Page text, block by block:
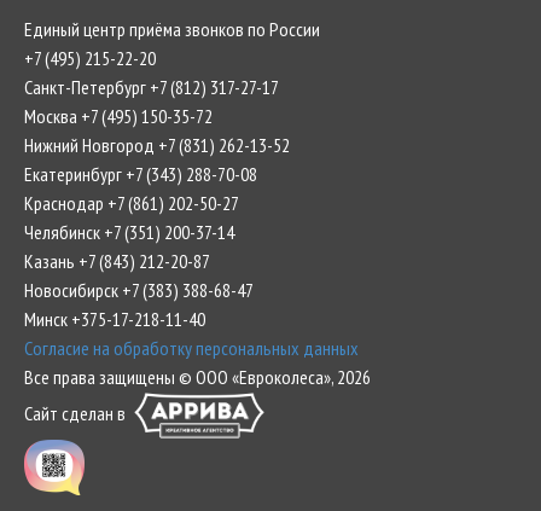
Единый центр приёма звонков по России
+7 (495) 215-22-20
Санкт-Петербург +7 (812) 317-27-17
Москва +7 (495) 150-35-72
Нижний Новгород +7 (831) 262-13-52
Екатеринбург +7 (343) 288-70-08
Краснодар +7 (861) 202-50-27
Челябинск +7 (351) 200-37-14
Казань +7 (843) 212-20-87
Новосибирск +7 (383) 388-68-47
Минск +375-17-218-11-40
Согласие на обработку персональных данных
Все права защищены © ООО «Евроколеса», 2026
Сайт сделан в